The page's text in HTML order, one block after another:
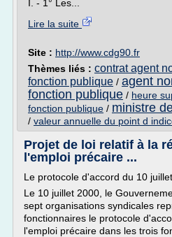
I. - 1° Les...
Lire la suite
Site : http://www.cdg90.fr
Thèmes liés : contrat agent
fonction publique / agent
fonction publique / heure
fonction publique / ministre
/ valeur annuelle du point d
Projet de loi relatif à la
l'emploi précaire ...
Le protocole d'accord du 10
Le 10 juillet 2000, le
sept organisations syndicales
fonctionnaires le protocole
l'emploi précaire dans les trois